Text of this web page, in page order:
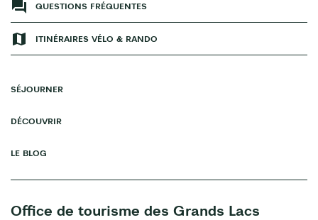
QUESTIONS FRÉQUENTES
ITINÉRAIRES VÉLO & RANDO
SÉJOURNER
DÉCOUVRIR
LE BLOG
Office de tourisme des Grands Lacs